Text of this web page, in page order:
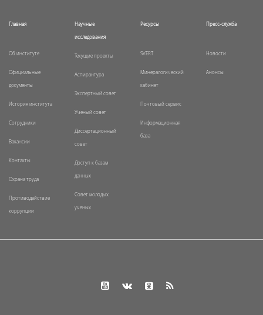
Главная
Об институте
Официальные
документы
История института
Сотрудники
Вакансии
Контакты
Охрана труда
Противодействие
коррупции
Научные
исследования
Текущие проекты
Аспирантура
Экспертный совет
Ученый совет
Диссертационный
совет
Доступ к базам
данных
Совет молодых
ученых
Ресурсы
SVERT
Минералогический
кабинет
Почтовый сервис
Информационная
база
Пресс-служба
Новости
Анонсы